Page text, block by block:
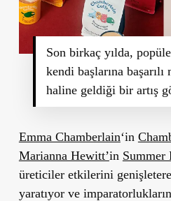
Son birkaç yılda,
kendi başlarına
haline geldiği bir artış
Emma Chamberlain‘in
Marianna Hewitt’in Summer
üreticiler etkilerini
yaratıyor ve